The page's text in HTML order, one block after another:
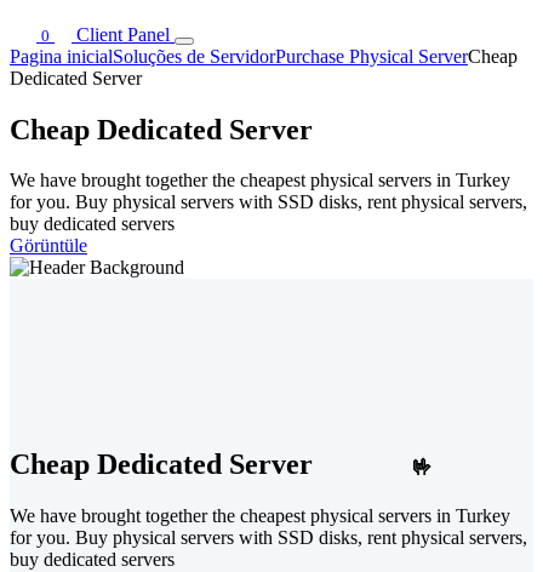
0
Client Panel
Pagina inicialSoluções de ServidorPurchase Physical ServerCheap
Dedicated Server
Cheap Dedicated Server
We have brought together the cheapest physical servers in Turkey
for you. Buy physical servers with SSD disks, rent physical servers,
buy dedicated servers
Görüntüle
Cheap Dedicated Server 🤟
We have brought together the cheapest physical servers in Turkey
for you. Buy physical servers with SSD disks, rent physical servers,
buy dedicated servers